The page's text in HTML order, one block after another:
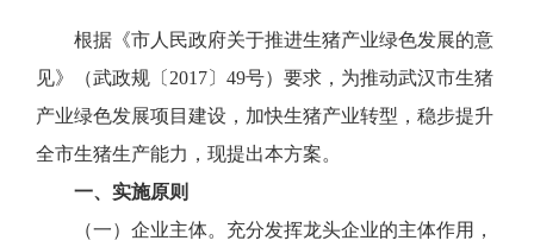
根据《市人民政府关于推进生猪产业绿色发展的意
见》（武政规〔2017〕49号）要求，为推动武汉市生猪
产业绿色发展项目建设，加快生猪产业转型，稳步提升
全市生猪生产能力，现提出本方案。
一、实施原则
（一）企业主体。充分发挥龙头企业的主体作用，